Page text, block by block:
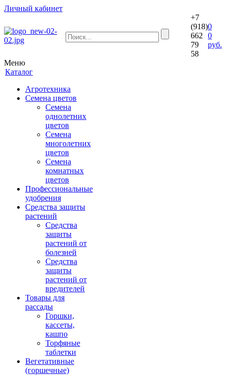
Личный кабинет
+7
(918)
662
79
58
0
0
руб.
Меню
Каталог
Агротехника
Семена цветов
Семена
однолетних
цветов
Семена
многолетних
цветов
Семена
комнатных
цветов
Профессиональные
удобрения
Средства защиты
растений
Средства
защиты
растений от
болезней
Средства
защиты
растений от
вредителей
Товары для
рассады
Горшки,
кассеты,
кашпо
Торфяные
таблетки
Вегетативные
(горшечные)